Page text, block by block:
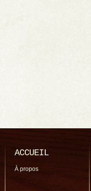
ACCUEIL
À propos